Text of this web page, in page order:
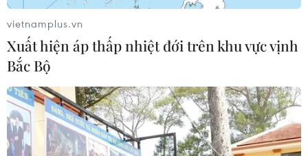
vietnamplus.vn
Xuất hiện áp thấp nhiệt đới trên khu vực vịnh
Bắc Bộ